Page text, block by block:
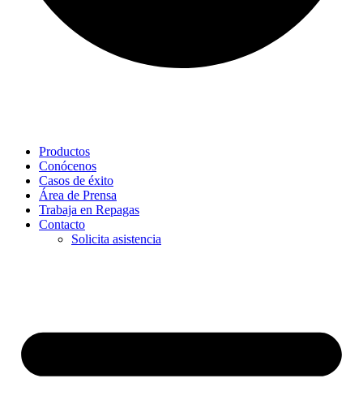
Productos
Conócenos
Casos de éxito
Área de Prensa
Trabaja en Repagas
Contacto
Solicita asistencia